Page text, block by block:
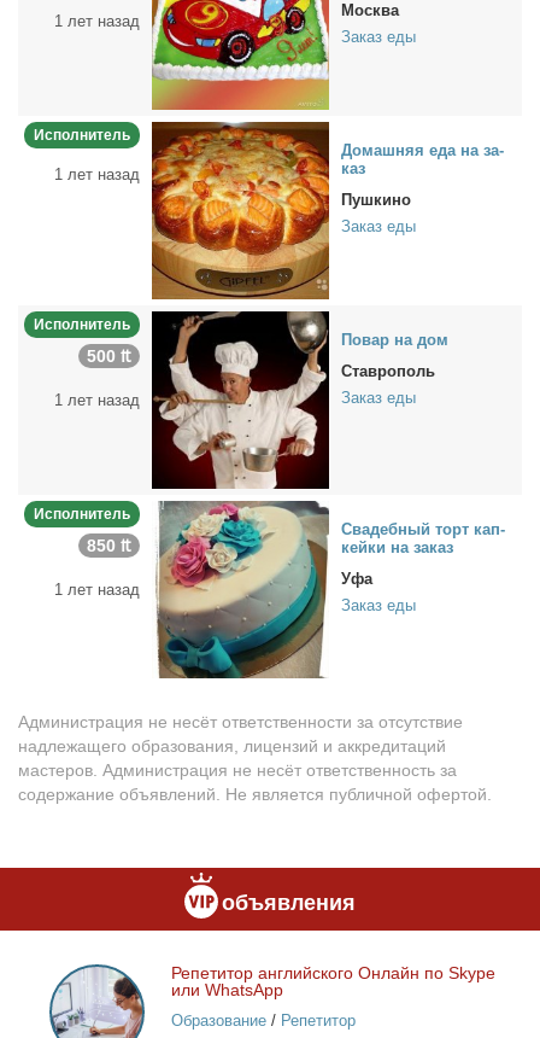
1 лет назад
Москва
Заказ еды
Исполнитель
1 лет назад
До­маш­няя еда на за­
каз
Пушкино
Заказ еды
Исполнитель
500 ₶
1 лет назад
По­вар на дом
Ставрополь
Заказ еды
Исполнитель
850 ₶
1 лет назад
Сва­деб­ный торт кап­
кей­ки на за­каз
Уфа
Заказ еды
Администрация не несёт ответственности за отсутствие
надлежащего образования, лицензий и аккредитаций
мастеров. Администрация не несёт ответственность за
содержание объявлений. Не является публичной офертой.
объявления
Репетитор
английского
Онлайн
Ре­пе­ти­тор ан­глий­ско­го Он­лайн по Skype
или WhatsApp
Образование/ Репетитор